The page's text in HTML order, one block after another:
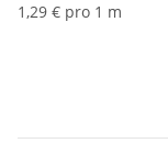
1,29 € pro 1 m